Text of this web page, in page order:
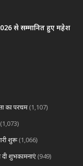
से सम्मानित हुए महेश
का परचम (1,107)
(1,073)
शुरू (1,066)
दी शुभकामनाएं (949)